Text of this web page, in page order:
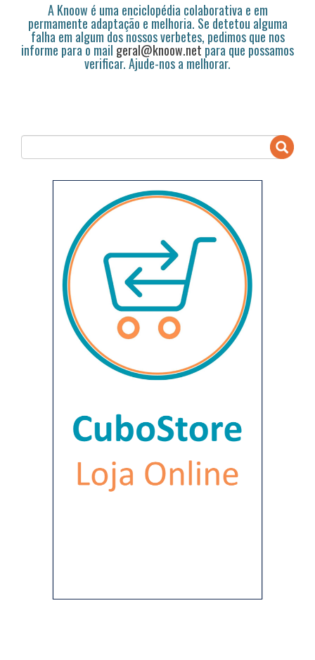
A Knoow é uma enciclopédia colaborativa e em
permamente adaptação e melhoria. Se detetou alguma
falha em algum dos nossos verbetes, pedimos que nos
informe para o mail geral@knoow.netpara que possamos
verificar. Ajude-nos a melhorar.